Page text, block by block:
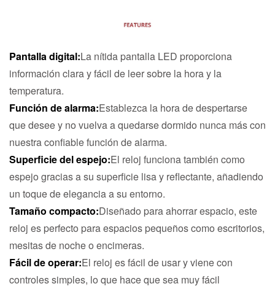
Pantalla digital:La nítida pantalla LED proporciona
información clara y fácil de leer sobre la hora y la
temperatura.
Función de alarma:Establezca la hora de despertarse
que desee y no vuelva a quedarse dormido nunca más con
nuestra confiable función de alarma.
Superficie del espejo:El reloj funciona también como
espejo gracias a su superficie lisa y reflectante, añadiendo
un toque de elegancia a su entorno.
Tamaño compacto:Diseñado para ahorrar espacio, este
reloj es perfecto para espacios pequeños como escritorios,
mesitas de noche o encimeras.
Fácil de operar:El reloj es fácil de usar y viene con
controles simples, lo que hace que sea muy fácil